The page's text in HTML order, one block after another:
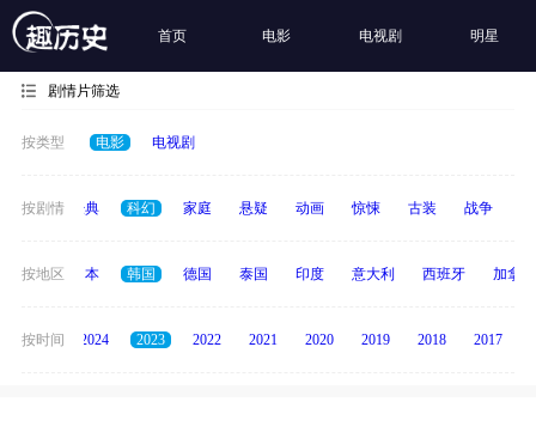
首页 电影 电视剧 明星
剧情片筛选
按类型 电影 电视剧
按剧情
恐怖 经典 科幻 家庭 悬疑 动画 惊悚 古装 战争
按地区
英国 日本 韩国 德国 泰国 印度 意大利 西班牙 加拿大
按时间
2025 2024 2023 2022 2021 2020 2019 2018 2017